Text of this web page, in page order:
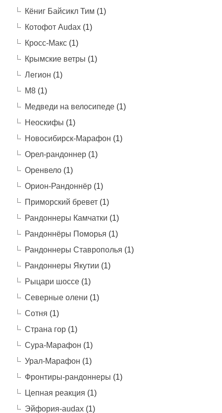
Кёниг Байсикл Тим (1)
Котофот Audax(1)
Кросс-Макс(1)
Крымские ветры (1)
Легион (1)
М8(1)
Медведи на велосипеде(1)
Неоскифы (1)
Новосибирск-Марафон (1)
Орел-рандоннер(1)
Оренвело(1)
Орион-Рандоннёр(1)
Приморский бревет(1)
Рандоннеры Камчатки (1)
Рандоннёры Поморья (1)
Рандоннеры Ставрополья (1)
Рандоннеры Якутии (1)
Рыцари шоссе(1)
Северные олени (1)
Сотня (1)
Страна гор(1)
Сура-Марафон (1)
Урал-Марафон (1)
Фронтиры-рандоннеры (1)
Цепная реакция (1)
Эйфория-audax(1)